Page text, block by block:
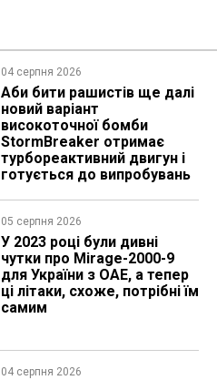
04 серпня 2026
Аби бити рашистів ще далі
новий варіант
високоточної бомби
StormBreaker отримає
турбореактивний двигун і
готується до випробувань
05 серпня 2026
У 2023 році були дивні
чутки про Mirage-2000-9
для України з ОАЕ, а тепер
ці літаки, схоже, потрібні їм
самим
04 серпня 2026